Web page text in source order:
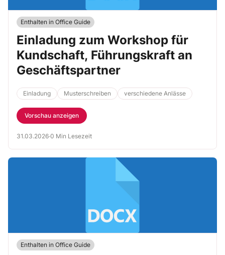
Enthalten in Office Guide
Einladung zum Workshop für
Kundschaft, Führungskraft an
Geschäftspartner
Einladung Musterschreiben verschiedene Anlässe
Vorschau anzeigen
31.03.2026·0 Min Lesezeit
Enthalten in Office Guide